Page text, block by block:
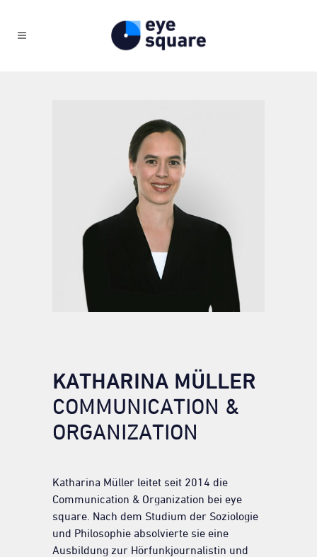
KATHARINA MÜLLER
COMMUNICATION &
ORGANIZATION
Katharina Müller leitet seit 2014 die
Communication & Organization bei eye
square. Nach dem Studium der Soziologie
und Philosophie absolvierte sie eine
Ausbildung zur Hörfunkjournalistin und